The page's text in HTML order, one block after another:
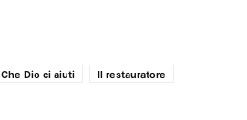
Che Dio ci aiuti
Il restauratore